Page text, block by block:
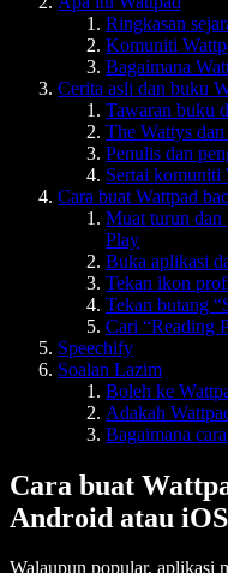
Ringkasan
Komuniti
Bagaimana
Cerita asli dan buku
Tawaran buku
The Wattys
Penulis dan
Sertai komuniti
Cara buat Wattpad
Muat turun dan
Play
Buka aplikasi
Tekan ikon
Tekan butang
Cari “Reading
Speechify
Soalan Lazim
Boleh ke
Adakah
Bagaimana
Cara buat
Android atau iOS
Walaupun popular, aplikasi